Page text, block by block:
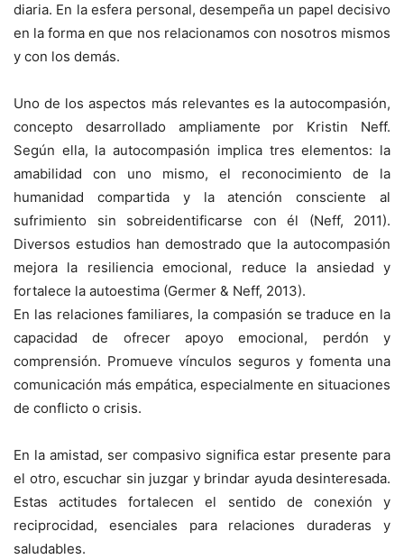
diaria. En la esfera personal, desempeña un papel decisivo
en la forma en que nos relacionamos con nosotros mismos
y con los demás.
Uno de los aspectos más relevantes es la autocompasión,
concepto desarrollado ampliamente por Kristin Neff.
Según ella, la autocompasión implica tres elementos: la
amabilidad con uno mismo, el reconocimiento de la
humanidad compartida y la atención consciente al
sufrimiento sin sobreidentificarse con él (Neff, 2011).
Diversos estudios han demostrado que la autocompasión
mejora la resiliencia emocional, reduce la ansiedad y
fortalece la autoestima (Germer & Neff, 2013).
En las relaciones familiares, la compasión se traduce en la
capacidad de ofrecer apoyo emocional, perdón y
comprensión. Promueve vínculos seguros y fomenta una
comunicación más empática, especialmente en situaciones
de conflicto o crisis.
En la amistad, ser compasivo significa estar presente para
el otro, escuchar sin juzgar y brindar ayuda desinteresada.
Estas actitudes fortalecen el sentido de conexión y
reciprocidad, esenciales para relaciones duraderas y
saludables.